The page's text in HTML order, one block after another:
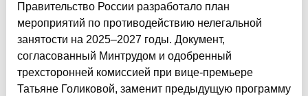
Правительство России разработало план
мероприятий по противодействию нелегальной
занятости на 2025–2027 годы. Документ,
согласованный Минтрудом и одобренный
трехсторонней комиссией при вице-премьере
Татьяне Голиковой, заменит предыдущую программу